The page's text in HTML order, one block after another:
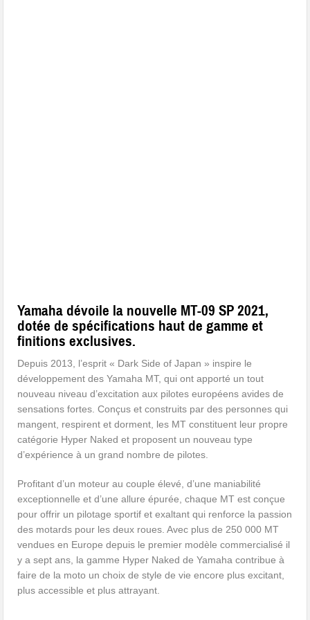
Yamaha dévoile la nouvelle MT-09 SP 2021,
dotée de spécifications haut de gamme et
finitions exclusives.
Depuis 2013, l’esprit « Dark Side of Japan » inspire le
développement des Yamaha MT, qui ont apporté un tout
nouveau niveau d’excitation aux pilotes européens avides de
sensations fortes. Conçus et construits par des personnes qui
mangent, respirent et dorment, les MT constituent leur propre
catégorie Hyper Naked et proposent un nouveau type
d’expérience à un grand nombre de pilotes.
Profitant d’un moteur au couple élevé, d’une maniabilité
exceptionnelle et d’une allure épurée, chaque MT est conçue
pour offrir un pilotage sportif et exaltant qui renforce la passion
des motards pour les deux roues. Avec plus de 250 000 MT
vendues en Europe depuis le premier modèle commercialisé il
y a sept ans, la gamme Hyper Naked de Yamaha contribue à
faire de la moto un choix de style de vie encore plus excitant,
plus accessible et plus attrayant.